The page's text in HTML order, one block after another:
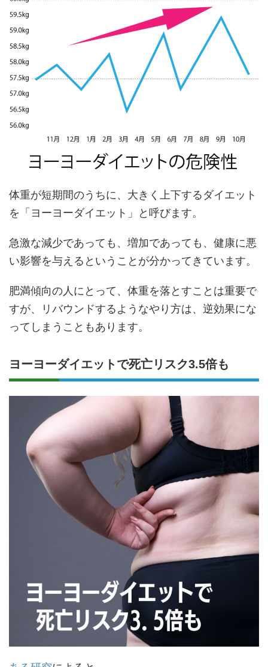
体重が短期間のうちに、大きく上下するダイエット
を「ヨーヨーダイエット」と呼びます。
急激な減少であっても、増加であっても、健康に悪
い影響を与えるということが分かってきています。
肥満傾向の人にとって、体重を落とすことは重要で
すが、リバウンドするようなやり方は、逆効果にな
ってしまうこともあります。
ヨーヨーダイエットで死亡リスク3.5倍も